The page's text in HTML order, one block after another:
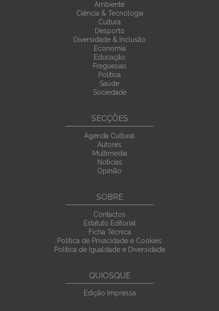
Ambiente
Ciência & Tecnologia
Cultura
Desporto
Diversidade & Inclusão
Economia
Educação
Freguesias
Política
Saúde
Sociedade
SECÇÕES
Agenda Cultural
Autores
Multimedia
Noticias
Opinião
SOBRE
Contactos
Estatuto Editorial
Ficha Técnica
Política de Privacidade e Cookies
Política de Igualdade e Diversidade
QUIOSQUE
Edição Impressa